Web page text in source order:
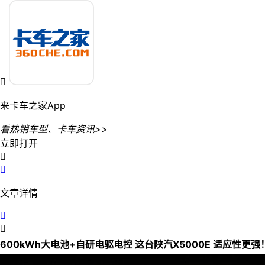

来卡车之家App
看热销车型、卡车资讯>>
立即打开


文章详情


600kWh大电池+自研电驱电控 这台陕汽X5000E 适应性更强